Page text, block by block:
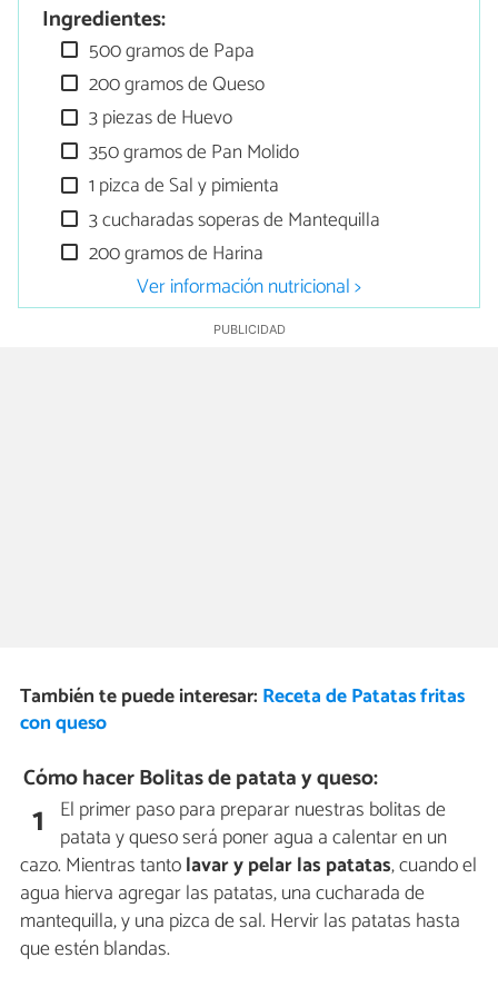
Ingredientes:
500 gramos de Papa
200 gramos de Queso
3 piezas de Huevo
350 gramos de Pan Molido
1 pizca de Sal y pimienta
3 cucharadas soperas de Mantequilla
200 gramos de Harina
Ver información nutricional >
También te puede interesar: Receta de Patatas fritas
con queso
Cómo hacer Bolitas de patata y queso:
1 El primer paso para preparar nuestras bolitas de
patata y queso será poner agua a calentar en un
cazo. Mientras tantolavar y pelar las patatas, cuando el
agua hierva agregar las patatas, una cucharada de
mantequilla, y una pizca de sal. Hervir las patatas hasta
que estén blandas.